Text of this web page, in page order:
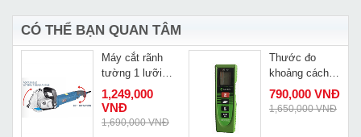
CÓ THỂ BẠN QUAN TÂM
Máy cắt rãnh
tường 1 lưỡi
Caowang
CW1336 đời
mới nhất
1,249,000
VNĐ
1,690,000 VNĐ
Thước đo
khoảng cách
laze Alien AL-
40
790,000 VNĐ
1,650,000 VNĐ